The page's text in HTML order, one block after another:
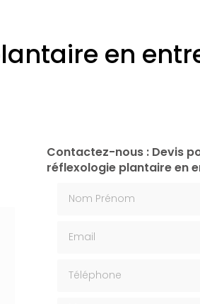
en
Contactez-nous : Devis
réflexologie plantaire en